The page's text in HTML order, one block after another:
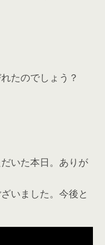
たのでしょう？
いた本日。ありが
いました。今後と